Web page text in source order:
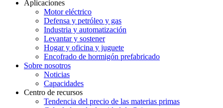
Aplicaciones
Motor eléctrico
Defensa y petróleo y gas
Industria y automatización
Levantar y sostener
Hogar y oficina y juguete
Encofrado de hormigón prefabricado
Sobre nosotros
Noticias
Capacidades
Centro de recursos
Tendencia del precio de las materias primas